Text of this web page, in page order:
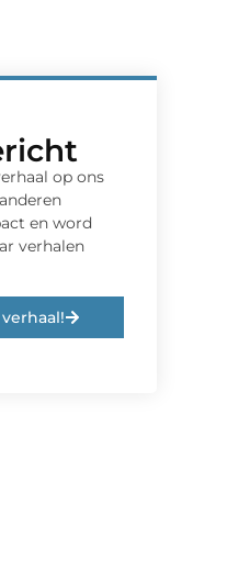
op ons
en word
verhalen